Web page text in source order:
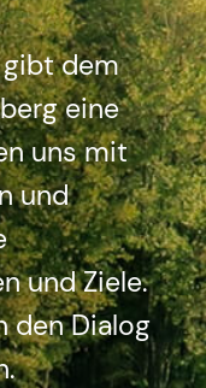
gibt dem
eine
uns mit
und
und Ziele.
den Dialog